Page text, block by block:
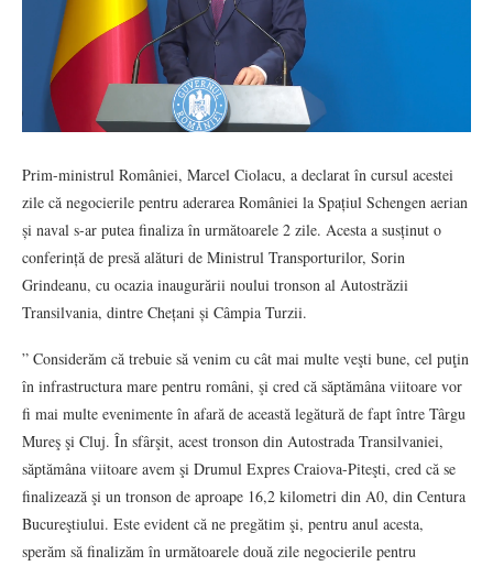
Prim-ministrul României, Marcel Ciolacu, a declarat în cursul acestei
zile că negocierile pentru aderarea României la Spațiul Schengen aerian
și naval s-ar putea finaliza în următoarele 2 zile. Acesta a susținut o
conferință de presă alături de Ministrul Transporturilor, Sorin
Grindeanu, cu ocazia inaugurării noului tronson al Autostrăzii
Transilvania, dintre Chețani și Câmpia Turzii.
” Considerăm că trebuie să venim cu cât mai multe veşti bune, cel puţin
în infrastructura mare pentru români, şi cred că săptămâna viitoare vor
fi mai multe evenimente în afară de această legătură de fapt între Târgu
Mureş şi Cluj. În sfârşit, acest tronson din Autostrada Transilvaniei,
săptămâna viitoare avem şi Drumul Expres Craiova-Piteşti, cred că se
finalizează şi un tronson de aproape 16,2 kilometri din A0, din Centura
Bucureştiului. Este evident că ne pregătim şi, pentru anul acesta,
sperăm să finalizăm în următoarele două zile negocierile pentru